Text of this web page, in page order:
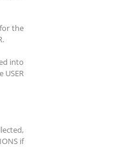
the
into
if